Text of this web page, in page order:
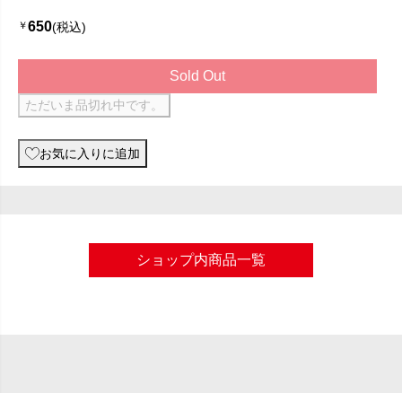
￥650(税込)
Sold Out
ただいま品切れ中です。
お気に入りに追加
ショップ内商品一覧